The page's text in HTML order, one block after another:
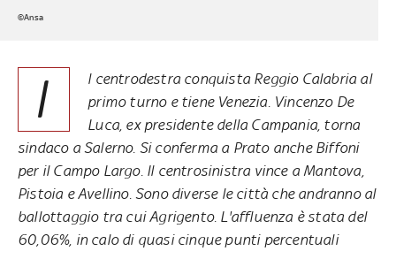
©Ansa
I
l centrodestra conquista Reggio Calabria al
primo turno e tiene Venezia. Vincenzo De
Luca, ex presidente della Campania, torna
sindaco a Salerno. Si conferma a Prato anche Biffoni
per il Campo Largo. Il centrosinistra vince a Mantova,
Pistoia e Avellino. Sono diverse le città che andranno al
ballottaggio tra cui Agrigento. L'affluenza è stata del
60,06%, in calo di quasi cinque punti percentuali